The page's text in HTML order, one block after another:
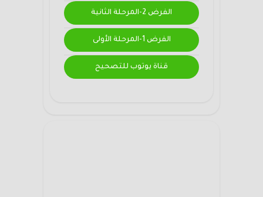
الفرض 2-المرحلة الثانية
الفرض 1-المرحلة الأولى
قناة يوتوب للتصحيح